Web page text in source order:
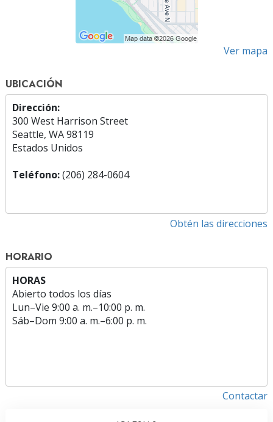
Ver mapa
UBICACIÓN
Dirección:
300 West Harrison Street
Seattle, WA 98119
Estados Unidos
Teléfono:(206) 284-0604
Obtén las direcciones
HORARIO
HORAS
Abierto todos los días
Lun–Vie 9:00 a. m.–10:00 p. m.
Sáb–Dom 9:00 a. m.–6:00 p. m.
Contactar